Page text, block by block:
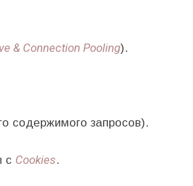
& Connection Pooling).
содержимого запросов).
с Cookies.